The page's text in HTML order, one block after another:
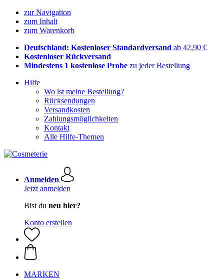
zur Navigation
zum Inhalt
zum Warenkorb
Deutschland: Kostenloser Standardversand ab 42,90 €
Kostenloser Rückversand
Mindestens 1 kostenlose Probe zu jeder Bestellung
Hilfe
Wo ist meine Bestellung?
Rücksendungen
Versandkosten
Zahlungsmöglichkeiten
Kontakt
Alle Hilfe-Themen
Anmelden
Jetzt anmelden
Bist du neu hier?
Konto erstellen
MARKEN